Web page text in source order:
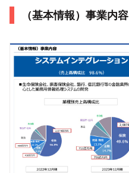
（基本情報）事業内容